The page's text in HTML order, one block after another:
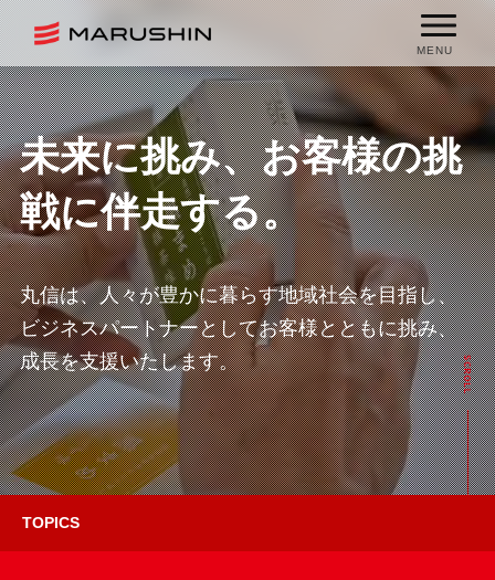
MENU
未来に挑み、お客様の挑
戦に伴走する。
丸信は、人々が豊かに暮らす地域社会を目指し、
ビジネスパートナーとしてお客様とともに挑み、
成長を支援いたします。
TOPICS